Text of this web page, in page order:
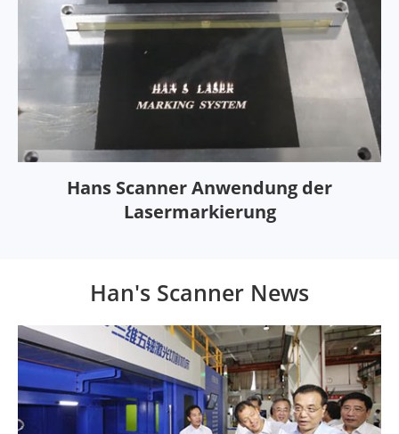
Hans Scanner Anwendung der
Lasermarkierung
Han's Scanner News